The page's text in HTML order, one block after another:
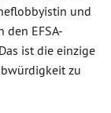
und
EFSA-
ist die einzige
zu